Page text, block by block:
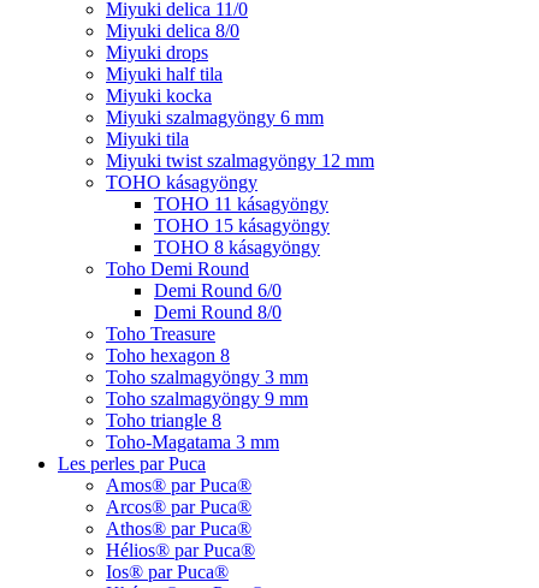
Miyuki delica 11/0
Miyuki delica 8/0
Miyuki drops
Miyuki half tila
Miyuki kocka
Miyuki szalmagyöngy 6 mm
Miyuki tila
Miyuki twist szalmagyöngy 12 mm
TOHO kásagyöngy
TOHO 11 kásagyöngy
TOHO 15 kásagyöngy
TOHO 8 kásagyöngy
Toho Demi Round
Demi Round 6/0
Demi Round 8/0
Toho Treasure
Toho hexagon 8
Toho szalmagyöngy 3 mm
Toho szalmagyöngy 9 mm
Toho triangle 8
Toho-Magatama 3 mm
Les perles par Puca
Amos® par Puca®
Arcos® par Puca®
Athos® par Puca®
Hélios® par Puca®
Ios® par Puca®